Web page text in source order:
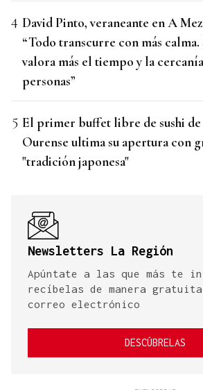
David Pinto, veraneante en A
“Todo transcurre con más calma.
valora más el tiempo y la
personas”
El primer buffet libre de sushi de
Ourense ultima su apertura con
"tradición japonesa"
Newsletters La Región
Apúntate a las que más te
recíbelas de manera
correo electrónico
DESCÚBRELAS